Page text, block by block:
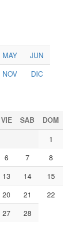
MAY
JUN
NOV DIC
VIE SAB
DOM
1
6 7
8
13 14
15
20 21
22
27 28